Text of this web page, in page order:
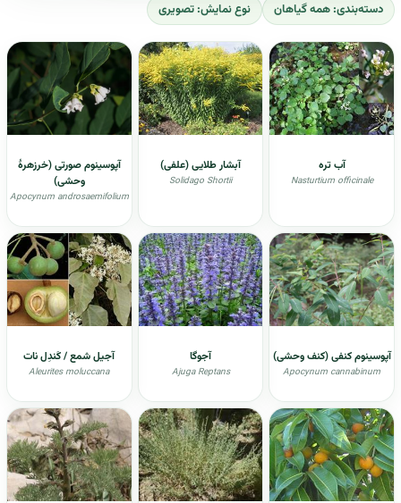
دسته‌بندی: همه گیاهان نوع نمایش: تصویری
آب تره
Nasturtium officinale
آبشار طلایی (علفی)
Solidago Shortii
آپوسینوم صورتی (خرزهرهٔ
وحشی)
Apocynum androsaemifolium
آپوسینوم کنفی (کنف وحشی)
Apocynum cannabinum
آجوگا
Ajuga Reptans
آجیل شمع / کَندِل نات
Aleurites moluccana